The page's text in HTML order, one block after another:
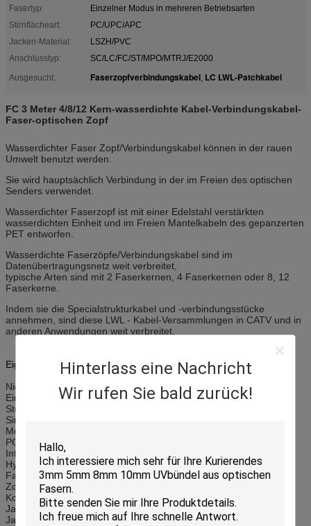
Hinterlass eine Nachricht
Wir rufen Sie bald zurück!
Fasertyp:
Einzelner Modus in mehreren Betriebsarten
Stirnflächeart:
PC/UPC/APC
Jacken-Material:
LSZH/PVC
Anschlusstyp:
SC/LC/FC/ST/MPO/MTRJ/E2000
Ausgesucht:
Faserzopfverbindungskabel, LC LWL-Patchkabel
FC 3 Meter 4/8/12 Kern-wasserdichte Kabel-Verbindungskabel-
Faser-optischen Zopf
Wasserdichter Faser Zopf/Verbindungskabel können in der rauen
Umwelt benutzt werden.
Sie wird hauptsächlich Verbindung in der im Freien des optischen
Senders verwendet.
Wasserdichter Faserzopf ist mit einer Edelstahl verstärkten
wasserdichten Einheit und im Freien Mantelkabeln des gepanzerten
PET entworfen.
Wasserdichte Faserzöpfe/Verbindungskabel sind im
Datenübertragungsnetz weit verbreitet,
typische Arten sind mit 2 Faserkernen, 4 Faserkernen oder 8, 12
Faserkerne.
Indem sie die Specialstrukturkabel und -verbindungsstücke
annehmen, sind diese LWL - Kabel-Versammlungen in CATV und in
anderen Anwendungen weit verbreitet.
Eigenschaften:
Niedrige Einfügungsdämpfung
Einfache Installation
Stecker-Zug, Schlüssel-orientierter Koppelungsmechanismus
Simplexbetrieb und Duplex
Monomode- und in mehreren Betriebsarten
PC-, UPC- und APC-Polieren
Interreferentielle Parameter
Hybride Verbindungskabel sind auf Anfrage verfügbar
Fan-heraus verfügbar
Zopf verfügbar
Konform mit Telcordia GR-326-CORE
Jackenmaterial: PVC, LSZH, OFNR, OFNP
Jackendurchmesser: 0.9mm, 2.00mm oder 3.0mm